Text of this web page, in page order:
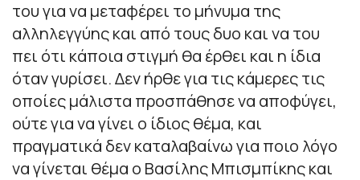
του για να μεταφέρει το μήνυμα της
αλληλεγγύης και από τους δυο και να του
πει ότι κάποια στιγμή θα έρθει και η ίδια
όταν γυρίσει. Δεν ήρθε για τις κάμερες τις
οποίες μάλιστα προσπάθησε να αποφύγει,
ούτε για να γίνει ο ίδιος θέμα, και
πραγματικά δεν καταλαβαίνω για ποιο λόγο
να γίνεται θέμα ο Βασίλης Μπισμπίκης και